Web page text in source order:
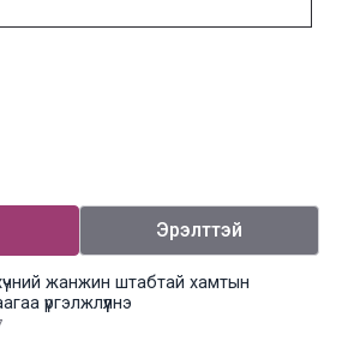
Эрэлттэй
жанжин штабтай хамтын
үргэлжлүүлнэ